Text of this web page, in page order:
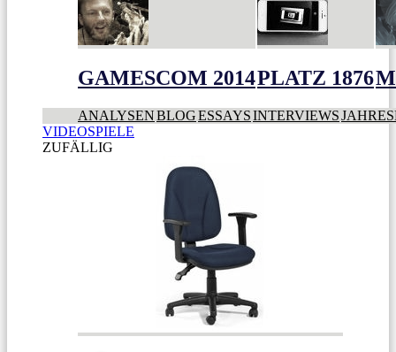
GAMESCOM 2014PLATZ 1876
ANALYSENBLOGESSAYSINTERVIEWS
VIDEOSPIELE
ZUFÄLLIG